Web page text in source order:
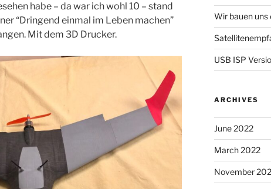
habe – da war ich wohl 10 – stand
“Dringend einmal im Leben machen”
Mit dem 3D Drucker.
Wir bauen uns
USB ISP
ARCHIVES
June 2022
March 2022
November